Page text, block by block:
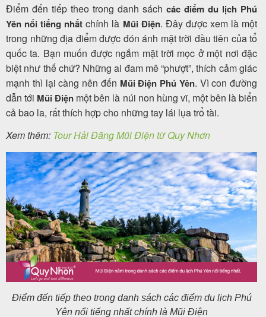
Điểm đến tiếp theo trong danh sách các điểm du lịch Phú
Yên nổi tiếng nhất chính là Mũi Điện. Đây được xem là một
trong những địa điểm được đón ánh mặt trời đầu tiên của tổ
quốc ta. Bạn muốn được ngắm mặt trời mọc ở một nơi đặc
biệt như thế chứ? Những ai đam mê “phượt”, thích cảm giác
mạnh thì lại càng nên đến Mũi Điện Phú Yên. Vì con đường
dẫn tới Mũi Điện một bên là núi non hùng vĩ, một bên là biển
cả bao la, rất thích hợp cho những tay lái lụa trổ tài.
Xem thêm: Tour Hải Đăng Mũi Điện từ Quy Nhơn
Điểm đến tiếp theo trong danh sách các điểm du lịch Phú
Yên nổi tiếng nhất chính là Mũi Điện